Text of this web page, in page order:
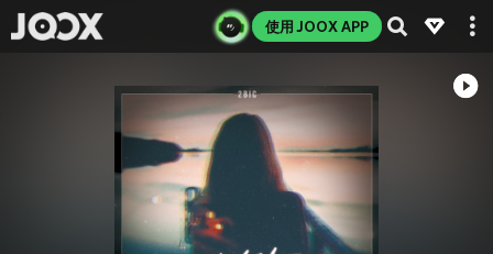
使用 JOOX APP